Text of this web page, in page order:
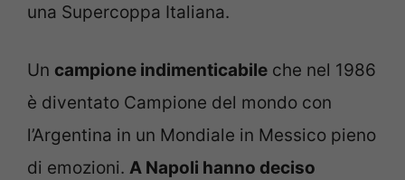
una Supercoppa Italiana.
Un campione indimenticabile che nel 1986
è diventato Campione del mondo con
l’Argentina in un Mondiale in Messico pieno
di emozioni. A Napoli hanno deciso